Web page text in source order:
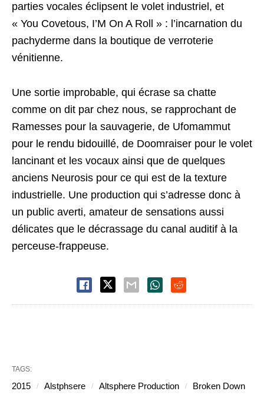
parties vocales éclipsent le volet industriel, et
« You Covetous, I’M On A Roll » : l’incarnation du
pachyderme dans la boutique de verroterie
vénitienne.
Une sortie improbable, qui écrase sa chatte
comme on dit par chez nous, se rapprochant de
Ramesses pour la sauvagerie, de Ufomammut
pour le rendu bidouillé, de Doomraiser pour le volet
lancinant et les vocaux ainsi que de quelques
anciens Neurosis pour ce qui est de la texture
industrielle. Une production qui s’adresse donc à
un public averti, amateur de sensations aussi
délicates que le décrassage du canal auditif à la
perceuse-frappeuse.
TAGS:
2015 Alstphsere Altsphere Production Broken Down